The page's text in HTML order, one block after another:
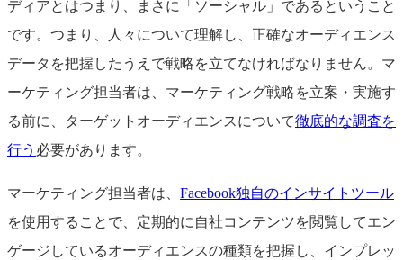
ディアとはつまり、まさに「ソーシャル」であるということ
です。つまり、人々について理解し、正確なオーディエンス
データを把握したうえで戦略を立てなければなりません。マ
ーケティング担当者は、マーケティング戦略を立案・実施す
る前に、ターゲットオーディエンスについて徹底的な調査を
行う 必要があります。
マーケティング担当者は、 Facebook独自のインサイトツール
を使用することで、定期的に自社コンテンツを閲覧してエン
ゲージしているオーディエンスの種類を把握し、インプレッ